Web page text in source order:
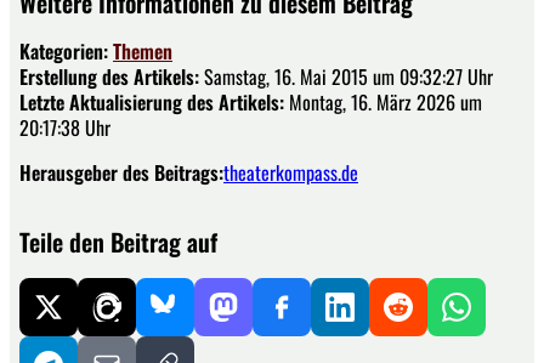
Kategorien:Themen
Erstellung des Artikels:Samstag, 16. Mai 2015 um 09:32:27 Uhr
Letzte Aktualisierung des Artikels: Montag, 16. März 2026 um
20:17:38 Uhr
Herausgeber des Beitrags:theaterkompass.de
Teile den Beitrag auf